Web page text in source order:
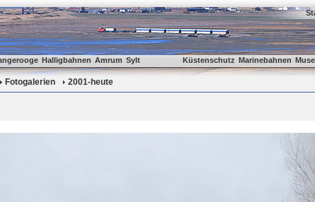
Halligbahnen Amrum Sylt Küstenschutz Marinebahnen
Fotogalerien 2001-heute